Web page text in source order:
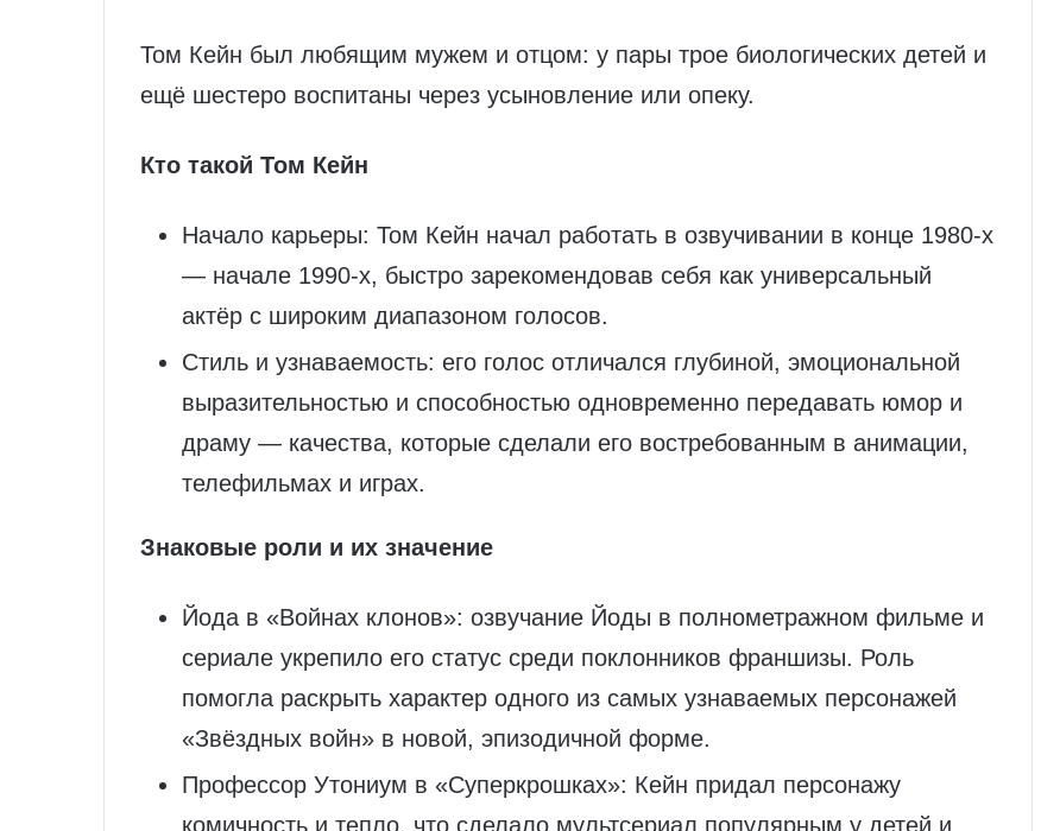
Том Кейн был любящим мужем и отцом: у пары трое биологических детей и
ещё шестеро воспитаны через усыновление или опеку.
Кто такой Том Кейн
Начало карьеры: Том Кейн начал работать в озвучивании в конце 1980‑х
— начале 1990‑х, быстро зарекомендовав себя как универсальный
актёр с широким диапазоном голосов.
Стиль и узнаваемость: его голос отличался глубиной, эмоциональной
выразительностью и способностью одновременно передавать юмор и
драму — качества, которые сделали его востребованным в анимации,
телефильмах и играх.
Знаковые роли и их значение
Йода в «Войнах клонов»: озвучание Йоды в полнометражном фильме и
сериале укрепило его статус среди поклонников франшизы. Роль
помогла раскрыть характер одного из самых узнаваемых персонажей
«Звёздных войн» в новой, эпизодичной форме.
Профессор Утониум в «Суперкрошках»: Кейн придал персонажу
комичность и тепло, что сделало мультсериал популярным у детей и